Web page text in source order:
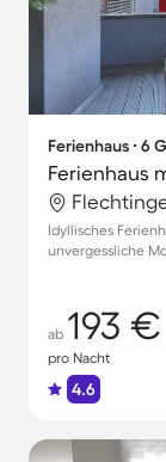
Ferienhaus ∙ 6
Idyllisches
unvergessliche
ab 193 €
pro Nacht
4.6